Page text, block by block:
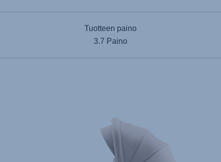
Tuotteen paino
3.7 Paino